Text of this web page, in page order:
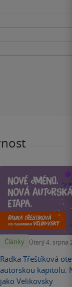
Články Úterý 4. srpna
Radka Třeštíková
autorskou kapitolu.
jako Velikovsky